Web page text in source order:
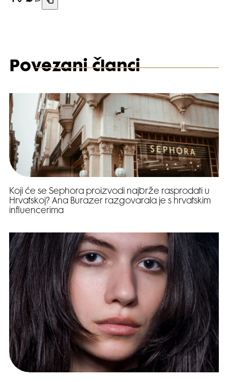
Povezani članci
Koji će se Sephora proizvodi najbrže rasprodati u
Hrvatskoj? Ana Burazer razgovarala je s hrvatskim
influencerima